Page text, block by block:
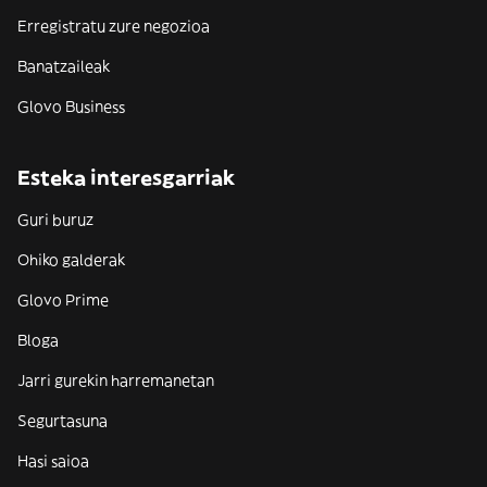
Erregistratu zure negozioa
Banatzaileak
Glovo Business
Esteka interesgarriak
Guri buruz
Ohiko galderak
Glovo Prime
Bloga
Jarri gurekin harremanetan
Segurtasuna
Hasi saioa